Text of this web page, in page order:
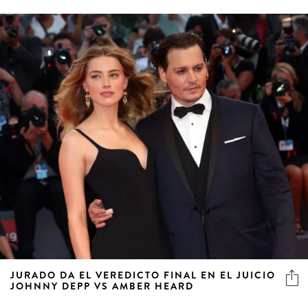
JURADO DA EL VEREDICTO FINAL EN EL JUICIO
JOHNNY DEPP VS AMBER HEARD